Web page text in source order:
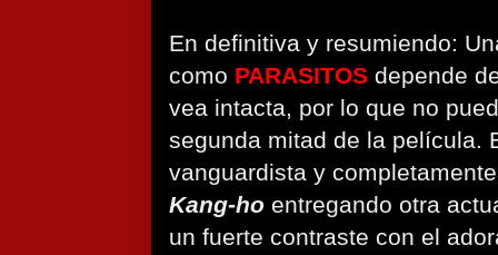
En definitiva y resumiendo:
como PARASITOS depende
vea intacta, por lo que no
segunda mitad de la película.
vanguardista y
Kang-ho entregando otra
un fuerte contraste con el